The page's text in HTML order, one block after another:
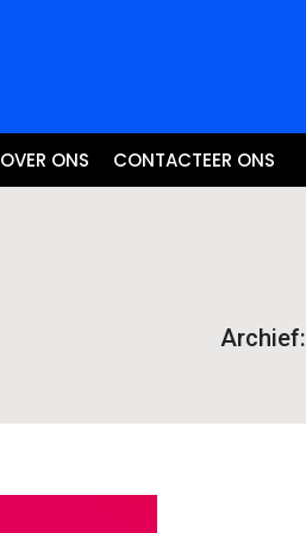
OVER ONS CONTACTEER ONS
Archief: